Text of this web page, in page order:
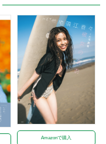
Amazonで購入